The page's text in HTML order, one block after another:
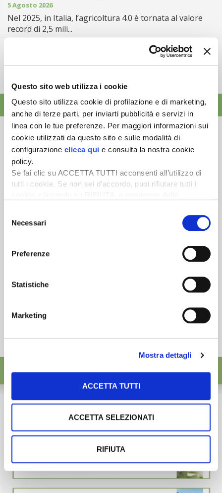
Questo sito web utilizza i cookie
Questo sito utilizza cookie di profilazione e di marketing,
anche di terze parti, per inviarti pubblicità e servizi in
linea con le tue preferenze. Per maggiori informazioni sui
cookie utilizzati da questo sito e sulle modalità di
configurazione clicca qui e consulta la nostra cookie
policy.
Se fai clic su ACCETTA TUTTI acconsenti all’utilizzo di
tutti i cookie. Se non sei d’accordo, puoi rifiutare tutti i
desideri accettare e cliccando ACCETTA SELEZIONATI.
delNecessari
Preferenze
Statistiche
Marketing
Mostra dettagli
ACCETTA TUTTI
ACCETTA SELEZIONATI
RIFIUTA
5 Agosto 2026
Nel 2025, in Italia, l’agricoltura 4.0 è tornata al valore
record di 2,5 mili...
Saldi Pac: ogni anno entro fine gennaio
tempistica predefinita e r...
ALTRE NEWS
Newsletter
Scopri un servizio d'informazione di alta qualità. Tagliato sulle tue